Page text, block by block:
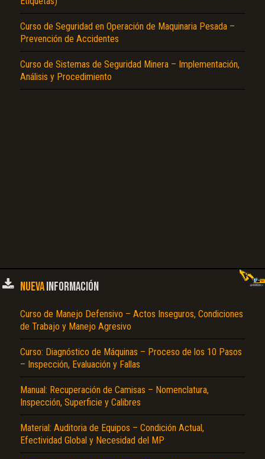
Curso de Seguridad en Operación de Maquinaria Pesada –
Prevención de Accidentes
Curso de Sistemas de Seguridad Minera – Implementación,
Análisis y Procedimiento
NUEVAINFORMACIÓN
Curso de Manejo Defensivo – Actos Inseguros, Condiciones
de Trabajo y Manejo Agresivo
Curso: Diagnóstico de Máquinas – Proceso de los 10 Pasos
– Inspección, Evaluación y Fallas
Manual: Recuperación de Camisas – Nomenclatura,
Inspección, Superficie y Calibres
Material: Auditoria de Equipos – Condición Actual,
Efectividad Global y Necesidad del MP